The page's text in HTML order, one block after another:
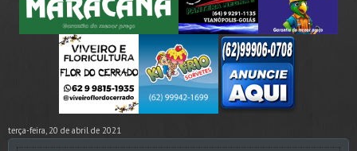
terça-feira, 20 de abril de 2021